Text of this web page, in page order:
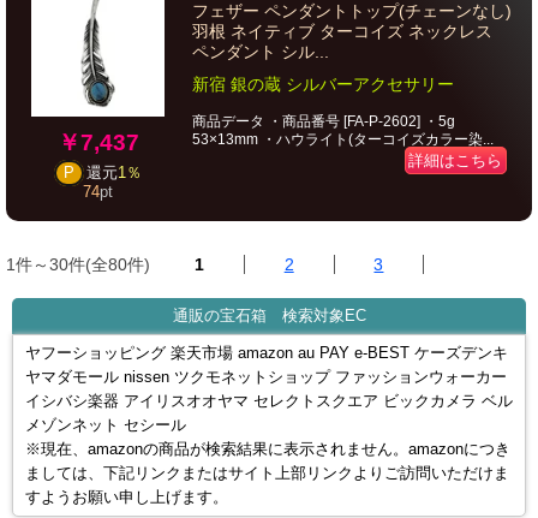
￥7,437
P 還元1％
74pt
フェザー ペンダントトップ(チェーンなし)
羽根 ネイティブ ターコイズ ネックレス
ペンダント シル...
新宿 銀の蔵 シルバーアクセサリー
商品データ ・商品番号 [FA-P-2602] ・5g
53×13mm ・ハウライト(ターコイズカラー染...
詳細はこちら
1件～30件(全80件) 1 2 3
通販の宝石箱 検索対象EC
ヤフーショッピング 楽天市場 amazon au PAY e-BEST ケーズデンキ
ヤマダモール nissen ツクモネットショップ ファッションウォーカー
イシバシ楽器 アイリスオオヤマ セレクトスクエア ビックカメラ ベル
メゾンネット セシール
※現在、amazonの商品が検索結果に表示されません。amazonにつき
ましては、下記リンクまたはサイト上部リンクよりご訪問いただけま
すようお願い申し上げます。